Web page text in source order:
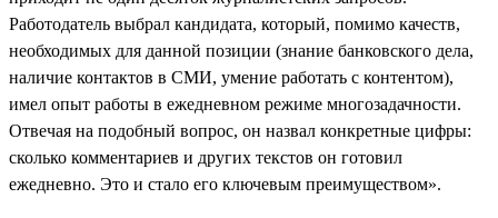
Работодатель выбрал кандидата, который, помимо качеств,
необходимых для данной позиции (знание банковского дела,
наличие контактов в СМИ, умение работать с контентом),
имел опыт работы в ежедневном режиме многозадачности.
Отвечая на подобный вопрос, он назвал конкретные цифры:
сколько комментариев и других текстов он готовил
ежедневно. Это и стало его ключевым преимуществом».